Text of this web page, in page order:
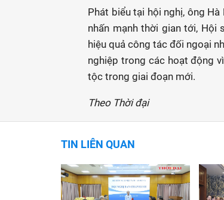
Phát biểu tại hội nghị, ông
nhấn mạnh thời gian tới, Hội
hiệu quả công tác đối ngoại
nghiệp trong các hoạt động
tộc trong giai đoạn mới.
Theo Thời đại
TIN LIÊN QUAN